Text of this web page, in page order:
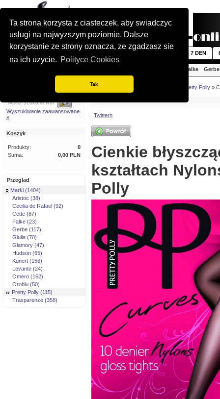
Ta strona korzysta z ciasteczek, aby swiadczyc
uslugi na najwyzszym poziomie. Dalsze
korzystanie ze strony oznacza, ze zgadzasz sie
na ich uzycie. Polityce Cookies
Tak
7 DEN
Falke Gerbe
Wyszukiwanie zaawansowane
»
Koszyk
Produkty:
0
Suma:
0,00 PLN
Przeglad
Marki (1404)
Aristoc (38)
Cecilia de Rafael (92)
Cette (87)
Falke (23)
Gerbe (117)
Giulia (70)
Glamory (47)
Hudson (65)
Kunert (156)
Levante (24)
Omero (162)
Oroblu (50)
Pretty Polly (115)
Trasparenze (358)
Jestes tutaj: Pretty Polly »
Twittern
Cienkie
kształtach
Polly